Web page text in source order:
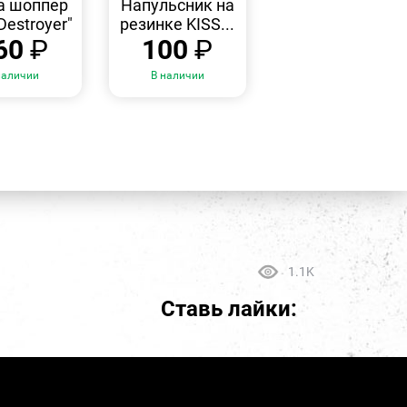
шоппер
₽
Напульсник на
резинке KISS...
100₽
В наличии
1.1K
Ставь лайки: